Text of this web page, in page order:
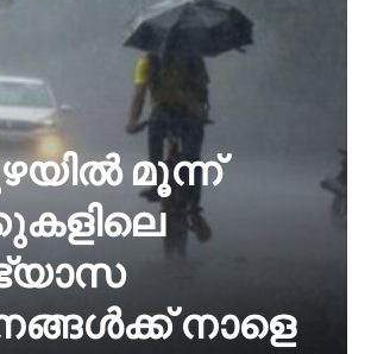
മൂന്ന്
നാളെ